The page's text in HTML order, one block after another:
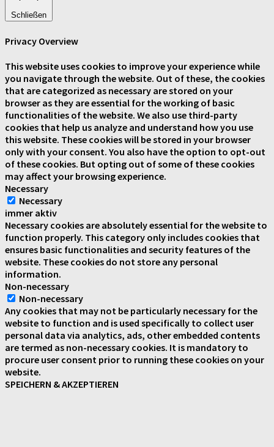
Schließen
Privacy Overview
This website uses cookies to improve your experience while
you navigate through the website. Out of these, the cookies
that are categorized as necessary are stored on your
browser as they are essential for the working of basic
functionalities of the website. We also use third-party
cookies that help us analyze and understand how you use
this website. These cookies will be stored in your browser
only with your consent. You also have the option to opt-out
of these cookies. But opting out of some of these cookies
may affect your browsing experience.
Necessary
Necessary
immer aktiv
Necessary cookies are absolutely essential for the website to
function properly. This category only includes cookies that
ensures basic functionalities and security features of the
website. These cookies do not store any personal
information.
Non-necessary
Non-necessary
Any cookies that may not be particularly necessary for the
website to function and is used specifically to collect user
personal data via analytics, ads, other embedded contents
are termed as non-necessary cookies. It is mandatory to
procure user consent prior to running these cookies on your
website.
SPEICHERN & AKZEPTIEREN